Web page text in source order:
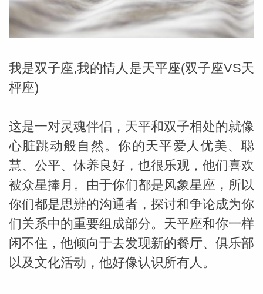
勒中文
网_苏珊
苏珊米
我是双子座,我的情人是天平座(双子座VS天
枰座)
这是一对灵魂伴侣，天平和双子相处的就像
心脏跳动般自然。你的天平爱人优美、聪
慧、公平、休养良好，也很乐观，他们喜欢
被众星捧月。由于你们都是风象星座，所以
你们都是思辨的沟通者，探讨和争论成为你
们关系中的重要组成部分。天平座和你一样
闲不住，他倾向于去发现新的餐厅、俱乐部
以及文化活动，他好像认识所有人。